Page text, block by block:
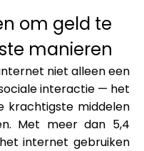
voor
om geld te
manieren
niet alleen een
interactie — het
krachtigste middelen
Met meer dan 5,4
internet gebruiken